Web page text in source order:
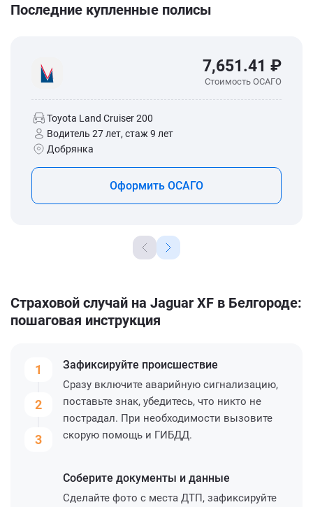
Последние купленные полисы
7,651.41 ₽
Стоимость ОСАГО
Toyota Land Cruiser 200
Водитель 27 лет, стаж 9 лет
Добрянка
Оформить ОСАГО
Страховой случай на Jaguar XF в Белгороде:
пошаговая инструкция
1
2
3
Зафиксируйте происшествие
Сразу включите аварийную сигнализацию,
поставьте знак, убедитесь, что никто не
пострадал. При необходимости вызовите
скорую помощь и ГИБДД.
Соберите документы и данные
Сделайте фото с места ДТП, зафиксируйте